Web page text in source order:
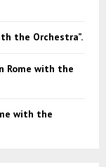
the Orchestra”.
Rome with the
with the